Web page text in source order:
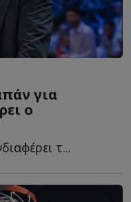
για
ο
τ...